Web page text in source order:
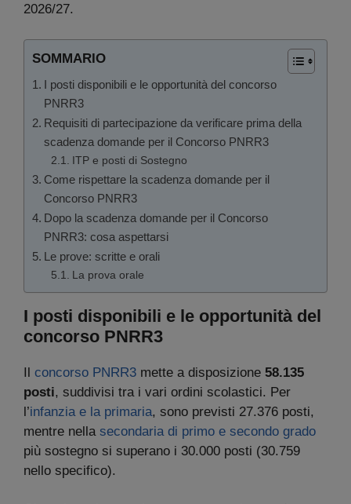
2026/27.
SOMMARIO
I posti disponibili e le opportunità del concorso
PNRR3
Requisiti di partecipazione da verificare prima della
scadenza domande per il Concorso PNRR3
ITP e posti di Sostegno
Come rispettare la scadenza domande per il
Concorso PNRR3
Dopo la scadenza domande per il Concorso
PNRR3: cosa aspettarsi
Le prove: scritte e orali
La prova orale
I posti disponibili e le opportunità del
concorso PNRR3
Il concorso PNRR3 mette a disposizione 58.135
posti, suddivisi tra i vari ordini scolastici. Per
l’infanzia e la primaria, sono previsti 27.376 posti,
mentre nella secondaria di primo e secondo grado
più sostegno si superano i 30.000 posti (30.759
nello specifico).